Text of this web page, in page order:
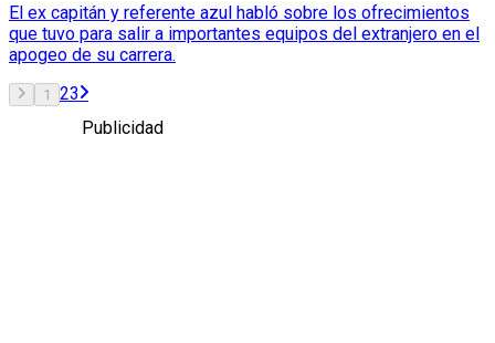
El ex capitán y referente azul habló sobre los ofrecimientos
que tuvo para salir a importantes equipos del extranjero en el
apogeo de su carrera.
1 23
Publicidad